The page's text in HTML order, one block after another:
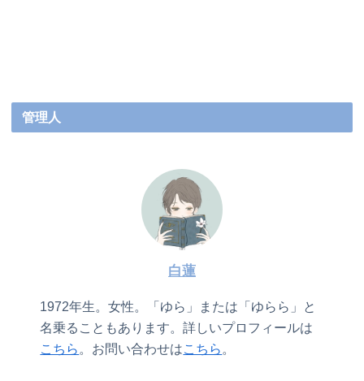
管理人
白蓮
1972年生。女性。「ゆら」または「ゆらら」と
名乗ることもあります。詳しいプロフィールは
こちら 。お問い合わせはこちら 。